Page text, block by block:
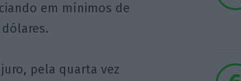
em mínimos de
dólares.
pela quarta vez